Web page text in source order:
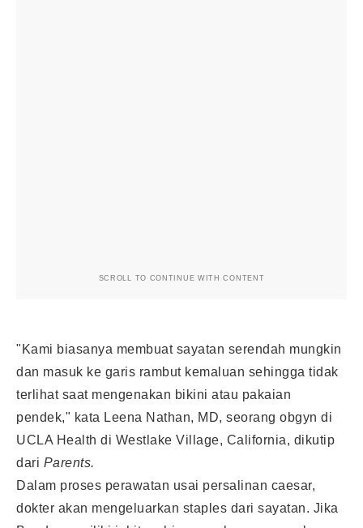
SCROLL TO CONTINUE WITH CONTENT
"Kami biasanya membuat sayatan serendah mungkin
dan masuk ke garis rambut kemaluan sehingga tidak
terlihat saat mengenakan bikini atau pakaian
pendek," kata Leena Nathan, MD, seorang obgyn di
UCLA Health di Westlake Village, California, dikutip
dari Parents.
Dalam proses perawatan usai persalinan caesar,
dokter akan mengeluarkan staples dari sayatan. Jika